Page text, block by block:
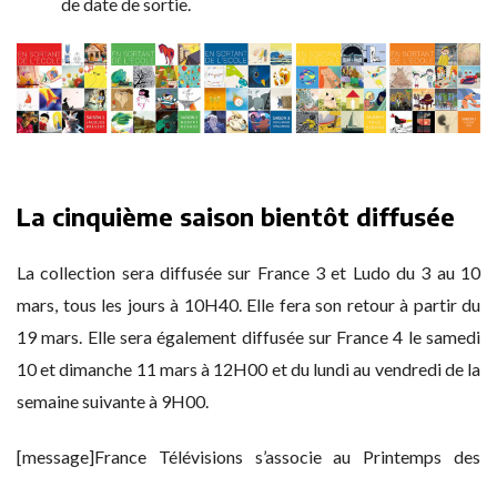
La cinquième saison bientôt diffusée
La collection sera diffusée sur France 3 et Ludo du 3 au 10
mars, tous les jours à 10H40. Elle fera son retour à partir du
19 mars. Elle sera également diffusée sur France 4 le samedi
10 et dimanche 11 mars à 12H00 et du lundi au vendredi de la
semaine suivante à 9H00.
[message]France Télévisions s’associe au Printemps des